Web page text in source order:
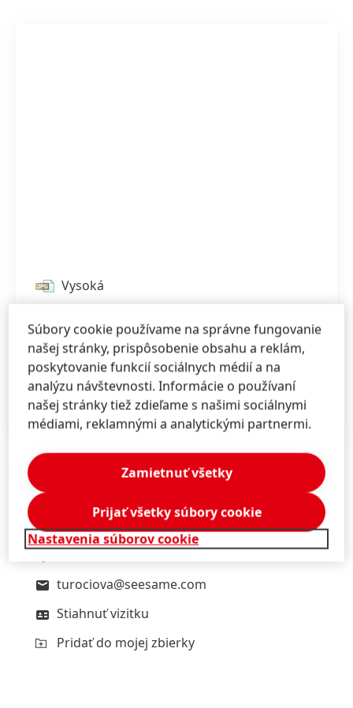
Vysoká
Pridať do mojej zbierky
1 z 3
Marta
Seesame Communication Experts
+421 915 964 033
turociova@seesame.com
Stiahnuť vizitku
Pridať do mojej zbierky
Súbory cookie používame na správne fungovanie
našej stránky, prispôsobenie obsahu a reklám,
poskytovanie funkcií sociálnych médií a na
analýzu návštevnosti. Informácie o používaní
našej stránky tiež zdieľame s našimi sociálnymi
médiami, reklamnými a analytickými partnermi.
Nastavenia súborov cookie
Zamietnuť všetky
Prijať všetky súbory cookie